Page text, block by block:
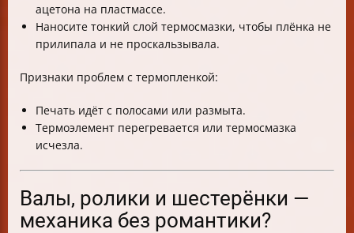
ацетона на пластмассе.
Наносите тонкий слой термосмазки, чтобы плёнка не
прилипала и не проскальзывала.
Признаки проблем с термопленкой:
Печать идёт с полосами или размыта.
Термоэлемент перегревается или термосмазка
исчезла.
Валы, ролики и шестерёнки —
механика без романтики?